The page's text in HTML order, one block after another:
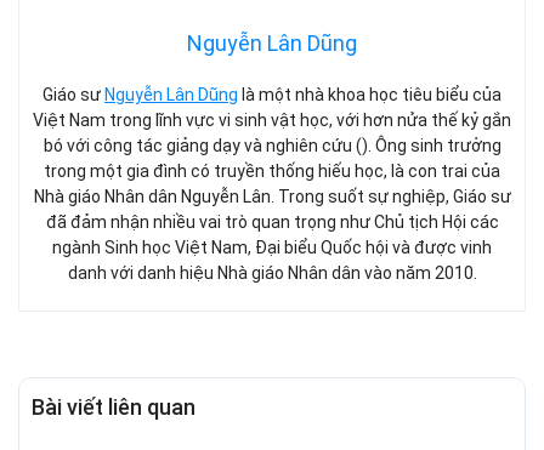
Nguyễn Lân Dũng
Giáo sư Nguyễn Lân Dũng là một nhà khoa học tiêu biểu của
Việt Nam trong lĩnh vực vi sinh vật học, với hơn nửa thế kỷ gắn
bó với công tác giảng dạy và nghiên cứu (). Ông sinh trưởng
trong một gia đình có truyền thống hiếu học, là con trai của
Nhà giáo Nhân dân Nguyễn Lân. Trong suốt sự nghiệp, Giáo sư
đã đảm nhận nhiều vai trò quan trọng như Chủ tịch Hội các
ngành Sinh học Việt Nam, Đại biểu Quốc hội và được vinh
danh với danh hiệu Nhà giáo Nhân dân vào năm 2010.
Bài viết liên quan